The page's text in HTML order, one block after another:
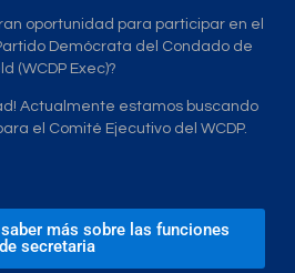
oportunidad para participar en el
Demócrata del Condado de
(WCDP Exec)?
Actualmente estamos buscando
el Comité Ejecutivo del WCDP.
más sobre las funciones
de secretaria